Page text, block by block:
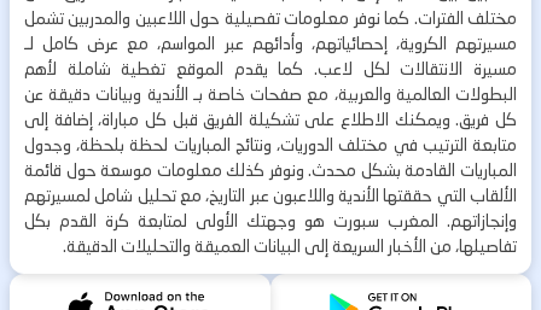
مختلف الفترات. كما نوفر معلومات تفصيلية حول اللاعبين والمدربين تشمل
مسيرتهم الكروية، إحصائياتهم، وأدائهم عبر المواسم، مع عرض كامل لـ
مسيرة الانتقالات لكل لاعب. كما يقدم الموقع تغطية شاملة لأهم
البطولات العالمية والعربية، مع صفحات خاصة بـ الأندية وبيانات دقيقة عن
كل فريق. ويمكنك الاطلاع على تشكيلة الفريق قبل كل مباراة، إضافة إلى
متابعة الترتيب في مختلف الدوريات، ونتائج المباريات لحظة بلحظة، وجدول
المباريات القادمة بشكل محدث. ونوفر كذلك معلومات موسعة حول قائمة
الألقاب التي حققتها الأندية واللاعبون عبر التاريخ، مع تحليل شامل لمسيرتهم
وإنجازاتهم. المغرب سبورت هو وجهتك الأولى لمتابعة كرة القدم بكل
تفاصيلها، من الأخبار السريعة إلى البيانات العميقة والتحليلات الدقيقة.